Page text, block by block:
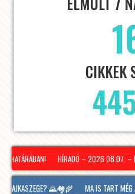
CIKKEK
HÍRADÓ – 2026.08.07. –
🌄🏘️🌾 MA IS TART MÉG